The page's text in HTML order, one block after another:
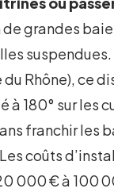
grandes
suspendues.
du Rhône), ce
à 180° sur les
franchir les
coûts
000 € à 100